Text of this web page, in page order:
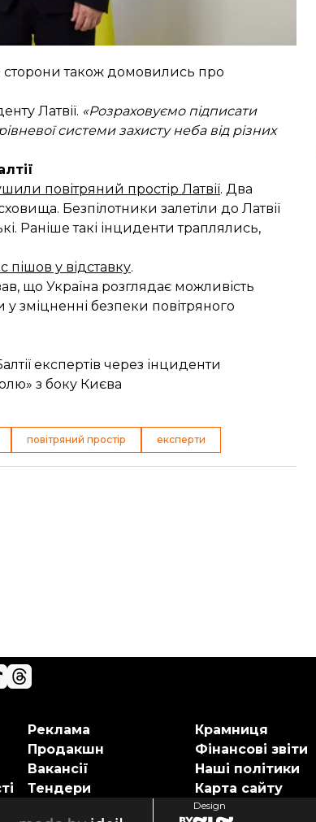
сторони також домовились про
Латвії. «Розраховуємо підписати
системи захисту неба від різних
повітряний простір Латвії. Два
Безпілотники залетіли до Латвії
Ранішетакі інциденти траплялись,
пішов у відставку.
що Україна розглядає можливість
зміцненні безпеки повітряного
експертів через інциденти
з боку Києва
повітряний простір експерти
Реклама
Продакшн
Вакансії
Тендери
Крамниця
Фінансові звіти
Наші політики
Карта сайту
Design